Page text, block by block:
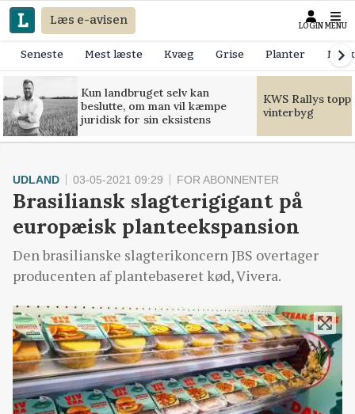
Læs e-avisen LOGIN MENU
Seneste Mest læste Kvæg Grise Planter
Kun landbruget selv kan
beslutte, om man vil kæmpe
juridisk for sin eksistens
KWS Rallys
vinterbyg
UDLAND 03-05-2021 09:29 FOR ABONNENTER
Brasiliansk slagterigigant på
europæisk planteekspansion
Den brasilianske slagterikoncern JBS overtager
producenten af plantebaseret kød, Vivera.